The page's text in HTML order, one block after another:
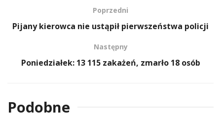
Poprzedni
Pijany kierowca nie ustąpił pierwszeństwa policji
Następny
Poniedziałek: 13 115 zakażeń, zmarło 18 osób
Podobne